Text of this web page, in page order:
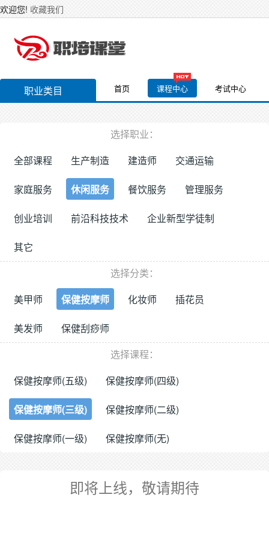
欢迎您! 收藏我们
职业类目 首页 课程中心 考试中心
选择职业：
全部课程
生产制造 建造师 交通运输
家庭服务 休闲服务 餐饮服务 管理服务
创业培训 前沿科技技术 企业新型学徒制
其它
选择分类：
美甲师
保健按摩师 化妆师 插花员
美发师
保健刮痧师
选择课程：
保健按摩师(五级)
保健按摩师(四级)
保健按摩师(三级) 保健按摩师(二级)
保健按摩师(一级) 保健按摩师(无)
即将上线，敬请期待